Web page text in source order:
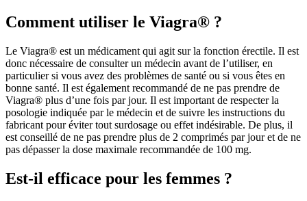
Comment utiliser le Viagra® ?
Le Viagra® est un médicament qui agit sur la fonction érectile. Il est
donc nécessaire de consulter un médecin avant de l’utiliser, en
particulier si vous avez des problèmes de santé ou si vous êtes en
bonne santé. Il est également recommandé de ne pas prendre de
Viagra® plus d’une fois par jour. Il est important de respecter la
posologie indiquée par le médecin et de suivre les instructions du
fabricant pour éviter tout surdosage ou effet indésirable. De plus, il
est conseillé de ne pas prendre plus de 2 comprimés par jour et de ne
pas dépasser la dose maximale recommandée de 100 mg.
Est-il efficace pour les femmes ?